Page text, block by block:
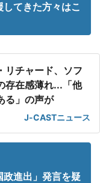
てきた方々はこ
リチャード、ソフ
存在感薄れ...「他
る」の声が
J-CASTニュース
政進出」発言を疑